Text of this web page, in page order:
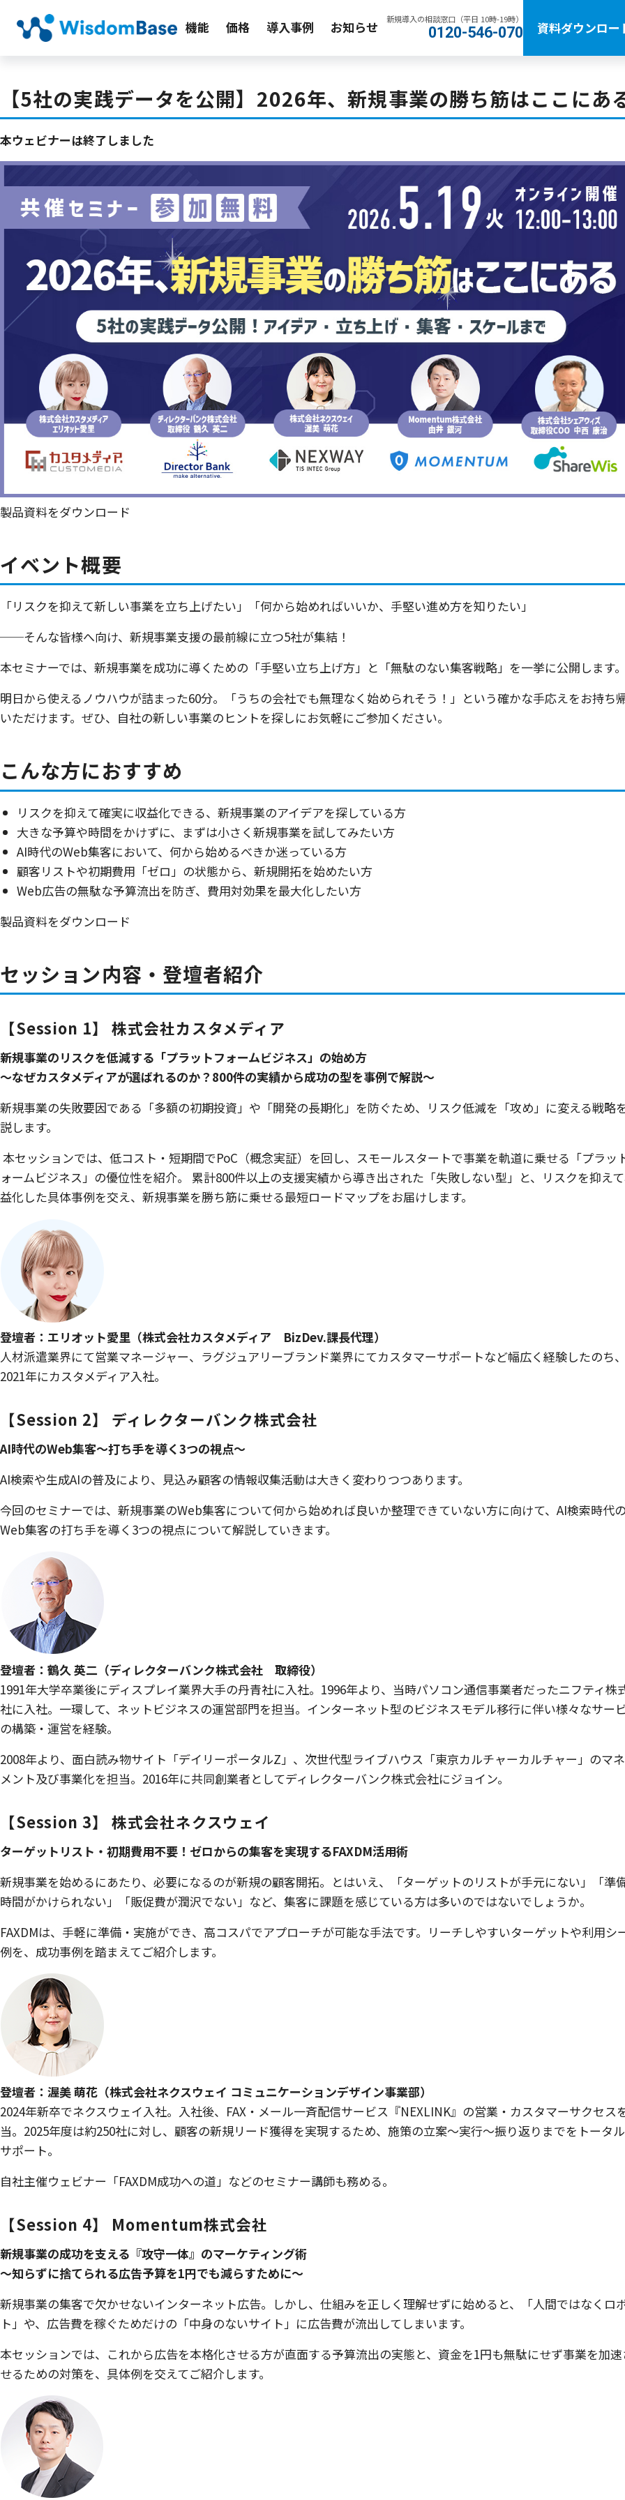
機能 価格 導入事例 お知らせ 新規導入の相談窓口（平日 10時-19時）
0120-546-070 資料ダウンロー
【5社の実践データを公開】2026年、新規事業の勝ち筋はここにあ
本ウェビナーは終了しました
製品資料をダウンロード
イベント概要
「リスクを抑えて新しい事業を立ち上げたい」「何から始めればいいか、手堅い進め方を知りたい」
──そんな皆様へ向け、新規事業支援の最前線に立つ5社が集結！
本セミナーでは、新規事業を成功に導くための「手堅い立ち上げ方」と「無駄のない集客戦略」を一挙に公開します
明日から使えるノウハウが詰まった60分。「うちの会社でも無理なく始められそう！」という確かな手応えをお持ち
いただけます。ぜひ、自社の新しい事業のヒントを探しにお気軽にご参加ください。
こんな方におすすめ
リスクを抑えて確実に収益化できる、新規事業のアイデアを探している方
大きな予算や時間をかけずに、まずは小さく新規事業を試してみたい方
AI時代のWeb集客において、何から始めるべきか迷っている方
顧客リストや初期費用「ゼロ」の状態から、新規開拓を始めたい方
Web広告の無駄な予算流出を防ぎ、費用対効果を最大化したい方
製品資料をダウンロード
セッション内容・登壇者紹介
【Session 1】 株式会社カスタメディア
新規事業のリスクを低減する「プラットフォームビジネス」の始め方
～なぜカスタメディアが選ばれるのか？800件の実績から成功の型を事例で解説～
新規事業の失敗要因である「多額の初期投資」や「開発の長期化」を防ぐため、リスク低減を「攻め」に変える戦略
説します。
本セッションでは、低コスト・短期間でPoC（概念実証）を回し、スモールスタートで事業を軌道に乗せる「プラッ
ォームビジネス」の優位性を紹介。 累計800件以上の支援実績から導き出された「失敗しない型」と、リスクを抑え
益化した具体事例を交え、新規事業を勝ち筋に乗せる最短ロードマップをお届けします。
登壇者：エリオット愛里（株式会社カスタメディア BizDev.課長代理）
人材派遣業界にて営業マネージャー、ラグジュアリーブランド業界にてカスタマーサポートなど幅広く経験したのち
2021年にカスタメディア入社。
【Session 2】 ディレクターバンク株式会社
AI時代のWeb集客〜打ち手を導く3つの視点〜
AI検索や生成AIの普及により、見込み顧客の情報収集活動は大きく変わりつつあります。
今回のセミナーでは、新規事業のWeb集客について何から始めれば良いか整理できていない方に向けて、AI検索時代
Web集客の打ち手を導く3つの視点について解説していきます。
登壇者：鶴久 英二（ディレクターバンク株式会社 取締役）
1991年大学卒業後にディスプレイ業界大手の丹青社に入社。1996年より、当時パソコン通信事業者だったニフティ株
社に入社。一環して、ネットビジネスの運営部門を担当。インターネット型のビジネスモデル移行に伴い様々なサー
の構築・運営を経験。
2008年より、面白読み物サイト「デイリーポータルZ」、次世代型ライブハウス「東京カルチャーカルチャー」のマ
メント及び事業化を担当。2016年に共同創業者としてディレクターバンク株式会社にジョイン。
【Session 3】 株式会社ネクスウェイ
ターゲットリスト・初期費用不要！ゼロからの集客を実現するFAXDM活用術
新規事業を始めるにあたり、必要になるのが新規の顧客開拓。とはいえ、「ターゲットのリストが手元にない」「準
時間がかけられない」「販促費が潤沢でない」など、集客に課題を感じている方は多いのではないでしょうか。
FAXDMは、手軽に準備・実施ができ、高コスパでアプローチが可能な手法です。リーチしやすいターゲットや利用シ
例を、成功事例を踏まえてご紹介します。
登壇者：渥美 萌花（株式会社ネクスウェイ コミュニケーションデザイン事業部）
2024年新卒でネクスウェイ入社。入社後、FAX・メール一斉配信サービス『NEXLINK』の営業・カスタマーサクセス
当。2025年度は約250社に対し、顧客の新規リード獲得を実現するため、施策の立案～実行～振り返りまでをトータ
サポート。
自社主催ウェビナー「FAXDM成功への道」などのセミナー講師も務める。
【Session 4】 Momentum株式会社
新規事業の成功を支える『攻守一体』のマーケティング術
〜知らずに捨てられる広告予算を1円でも減らすために〜
新規事業の集客で欠かせないインターネット広告。しかし、仕組みを正しく理解せずに始めると、「人間ではなくロ
ト」や、広告費を稼ぐためだけの「中身のないサイト」に広告費が流出してしまいます。
本セッションでは、これから広告を本格化させる方が直面する予算流出の実態と、資金を1円も無駄にせず事業を加
せるための対策を、具体例を交えてご紹介します。